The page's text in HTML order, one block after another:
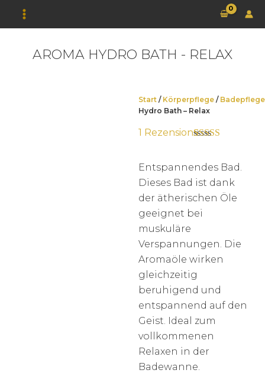
Inhalt
AROMA HYDRO BATH - RELAX
Start / Körperpflege / Badepflege
Hydro Bath – Relax
basierend auf
1 Rezension
Entspannendes Bad.
Dieses Bad ist dank
der ätherischen Öle
geeignet bei
muskuläre
Verspannungen. Die
Aromaöle wirken
gleichzeitig
beruhigend und
entspannend auf den
Geist. Ideal zum
vollkommenen
Relaxen in der
Badewanne.